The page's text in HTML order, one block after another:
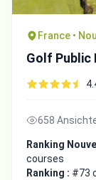
France •
Golf Public
658
Ranking
courses
Ranking : #73